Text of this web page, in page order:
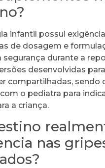
infantil possui
de dosagem e
segurança durante a
desenvolvidas
compartilhadas, sendo
o pediatra para
a criança.
nas